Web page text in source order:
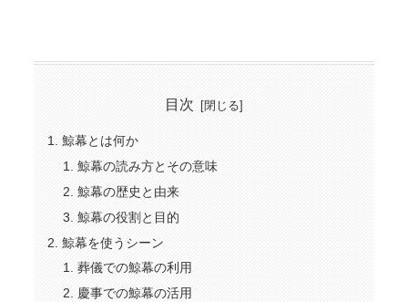
目次
鯨幕とは何か
鯨幕の読み方とその意味
鯨幕の歴史と由来
鯨幕の役割と目的
鯨幕を使うシーン
葬儀での鯨幕の利用
慶事での鯨幕の活用